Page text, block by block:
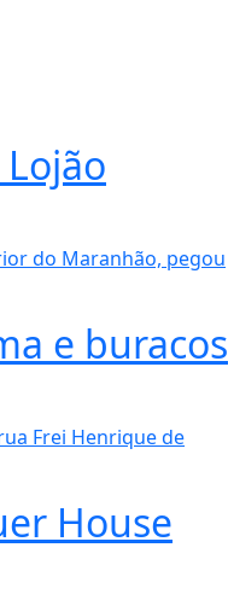
do Maranhão, pegou
e buracos
Frei Henrique de
House